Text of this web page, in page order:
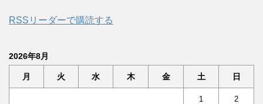
RSSリーダーで購読する
2026年8月
月 火 水 木 金 土 日
1 2